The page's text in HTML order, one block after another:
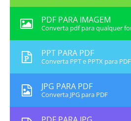
PDF PARA IMAGEM
Converta pdf para qualquer
PPT PARA PDF
Converta PPT e PPTX para PDF
JPG PARA PDF
Converta JPG para PDF